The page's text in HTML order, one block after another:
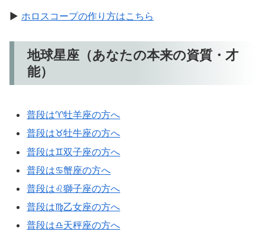
▶ ホロスコープの作り方はこちら
地球星座（あなたの本来の資質・才
能）
普段は♈牡羊座の方へ
普段は♉牡牛座の方へ
普段は♊双子座の方へ
普段は♋蟹座の方へ
普段は♌獅子座の方へ
普段は♍乙女座の方へ
普段は♎天秤座の方へ